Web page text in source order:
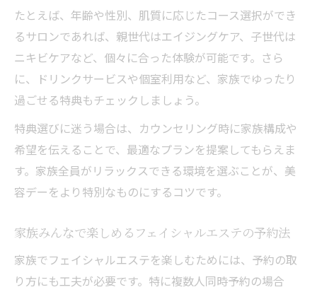
たとえば、年齢や性別、肌質に応じたコース選択ができ
るサロンであれば、親世代はエイジングケア、子世代は
ニキビケアなど、個々に合った体験が可能です。さら
に、ドリンクサービスや個室利用など、家族でゆったり
過ごせる特典もチェックしましょう。
特典選びに迷う場合は、カウンセリング時に家族構成や
希望を伝えることで、最適なプランを提案してもらえま
す。家族全員がリラックスできる環境を選ぶことが、美
容デーをより特別なものにするコツです。
家族みんなで楽しめるフェイシャルエステの予約法
家族でフェイシャルエステを楽しむためには、予約の取
り方にも工夫が必要です。特に複数人同時予約の場合